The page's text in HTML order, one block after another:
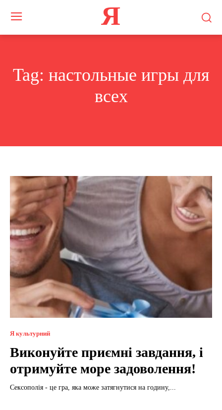
Я
Tag: настольные игры для
всех
Я культурний
Виконуйте приємні завдання, і
отримуйте море задоволення!
Сексополія - це гра, яка може затягнутися на годину,...